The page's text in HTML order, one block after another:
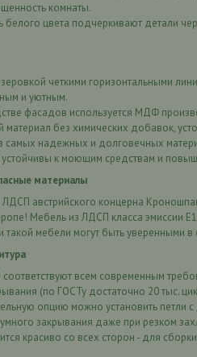
комнаты.
цвета подчеркивают детали
четкими горизонтальными
и уютным.
фасадов используется МДФ
материал без химических добавок,
надежных и долговечных
к моющим средствам и
материалы
австрийского концерна
Мебель из ЛДСП класса эмиссии
такой мебели могут быть уверенными в
соответствуют всем современным
(по ГОСТу достаточно 20 тыс.
опцию можно установить петли
закрывания даже при резком
красиво со всех сторон - для